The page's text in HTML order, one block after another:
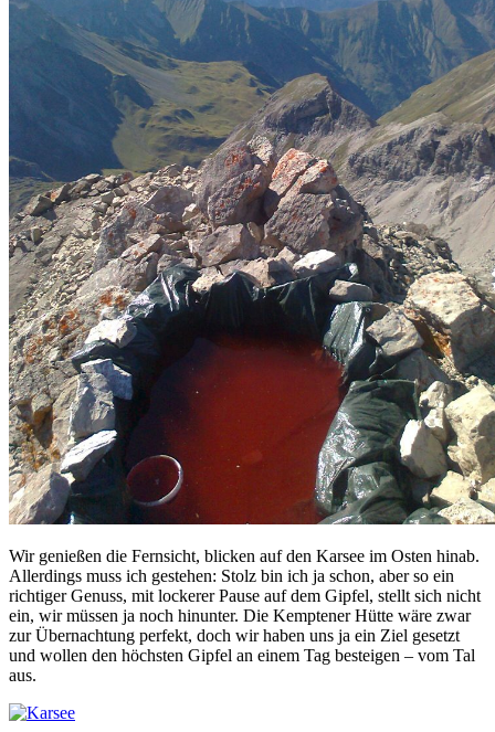
Wir genießen die Fernsicht, blicken auf den Karsee im Osten hinab.
Allerdings muss ich gestehen: Stolz bin ich ja schon, aber so ein
richtiger Genuss, mit lockerer Pause auf dem Gipfel, stellt sich nicht
ein, wir müssen ja noch hinunter. Die Kemptener Hütte wäre zwar
zur Übernachtung perfekt, doch wir haben uns ja ein Ziel gesetzt
und wollen den höchsten Gipfel an einem Tag besteigen – vom Tal
aus.